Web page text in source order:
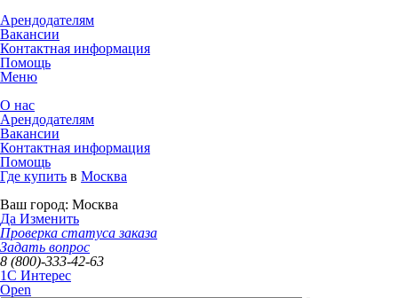
Арендодателям
Вакансии
Контактная информация
Помощь
Меню
О нас
Арендодателям
Вакансии
Контактная информация
Помощь
Где купить в Москва
Ваш город: Москва
Да Изменить
Проверка статуса заказа
Задать вопрос
8 (800)-333-42-63
1C Интерес
Open